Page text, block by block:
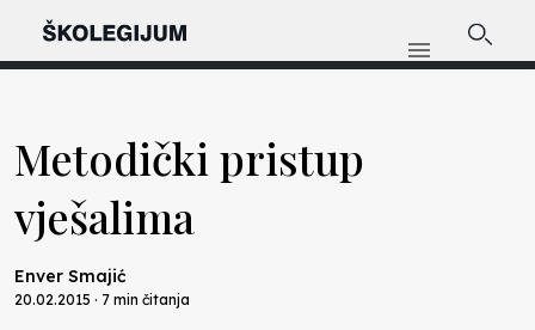
Metodički pristup
vješalima
Enver Smajić
20.02.2015 · 7 min čitanja